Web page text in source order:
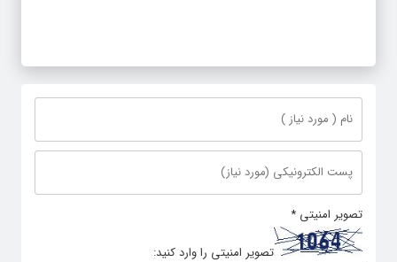
تصویر امنیتی *
تصویر امنیتی را وارد کنید: